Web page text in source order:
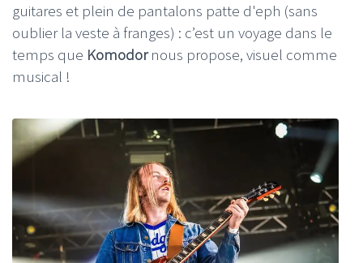
guitares et plein de pantalons patte d'eph (sans
oublier la veste à franges) : c’est un voyage dans le
temps que Komodornous propose, visuel comme
musical !